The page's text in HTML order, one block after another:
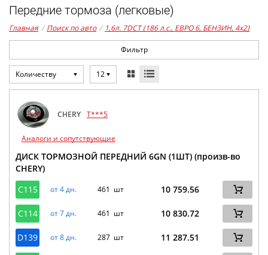
Передние тормоза (легковые)
Главная / Поиск по авто / 1,6л. 7DCT (186 л.с., ЕВРО 6, БЕНЗИН, 4x2)
Фильтр
Количеству 12
CHERY T***5
Аналоги и сопутствующие
ДИСК ТОРМОЗНОЙ ПЕРЕДНИЙ 6GN (1ШТ) (произв-во
CHERY)
C115
от 4 дн. 461 шт 10 759.56
C114 от 7 дн. 461 шт 10 830.72
D139 от 8 дн. 287 шт 11 287.51